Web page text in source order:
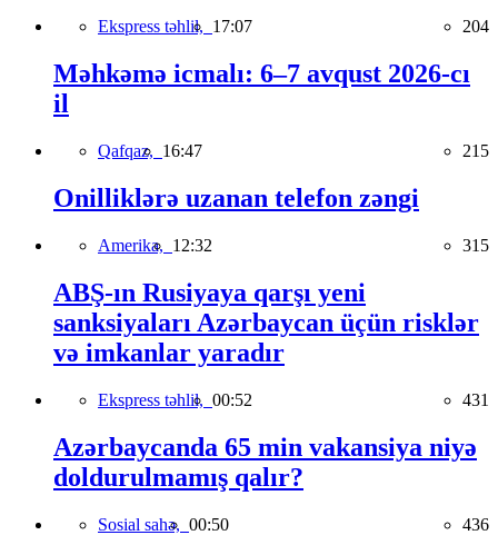
Ekspress təhlil, 17:07 204
Məhkəmə icmalı: 6–7 avqust 2026-cı
il
Qafqaz, 16:47 215
Onilliklərə uzanan telefon zəngi
Amerika, 12:32 315
ABŞ-ın Rusiyaya qarşı yeni
sanksiyaları Azərbaycan üçün risklər
və imkanlar yaradır
Ekspress təhlil, 00:52 431
Azərbaycanda 65 min vakansiya niyə
doldurulmamış qalır?
Sosial sahə, 00:50 436